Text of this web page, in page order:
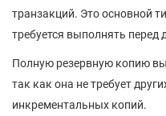
транзакций. Это основной
требуется выполнять
Полную резервную копию
так как она не требует
инкрементальных копий.